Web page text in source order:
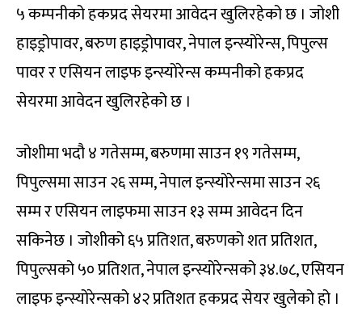
५ कम्पनीको हकप्रद सेयरमा आवेदन खुलिरहेको छ । जोशी
हाइड्रोपावर, बरुण हाइड्रोपावर, नेपाल इन्स्योरेन्स, पिपुल्स
पावर र एसियन लाइफ इन्स्योरेन्स कम्पनीको हकप्रद
सेयरमा आवेदन खुलिरहेको छ ।
जोशीमा भदौ ४ गतेसम्म, बरुणमा साउन १९ गतेसम्म,
पिपुल्समा साउन २६ सम्म, नेपाल इन्स्योरेन्समा साउन २६
सम्म र एसियन लाइफमा साउन १३ सम्म आवेदन दिन
सकिनेछ । जोशीको ६५ प्रतिशत, बरुणको शत प्रतिशत,
पिपुल्सको ५० प्रतिशत, नेपाल इन्स्योरेन्सको ३४.७८, एसियन
लाइफ इन्स्योरेन्सको ४२ प्रतिशत हकप्रद सेयर खुलेको हो ।